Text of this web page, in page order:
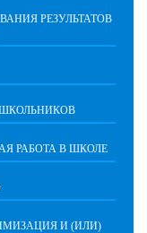
РЕЗУЛЬТАТОВ
РАБОТА В ШКОЛЕ
И (ИЛИ)